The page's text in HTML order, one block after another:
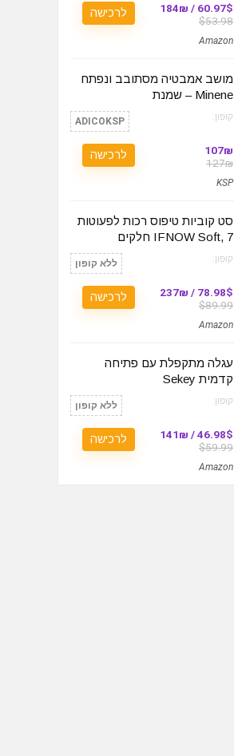
60.97$ / 184₪
$53.98
Amazon
לרכישה
מושב אמבטיה מסתובב ונפתח
Minene – שמנת
קופון: ADICOKSP
107₪
127₪
KSP
לרכישה
סט קוביות טיפוס רכות לפעוטות
IFNOW Soft, 7 חלקים
קופון: ללא קופון
78.98$ / 237₪
$89.99
Amazon
לרכישה
עגלה מתקפלת עם פתיחה
קדמית Sekey
קופון: ללא קופון
46.98$ / 141₪
$59.99
Amazon
לרכישה